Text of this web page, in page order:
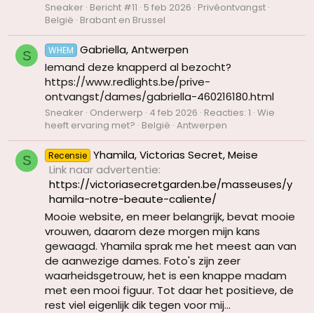
Sneaker Bericht #11 5 feb 2026 Privéontvangst
België Brabant en Brussel
S WHEM
Gabriella, Antwerpen
Iemand deze knapperd al bezocht?
https://www.redlights.be/prive-
ontvangst/dames/gabriella-460216180.html
Sneaker Onderwerp 4 feb 2026 Reacties: 1 Wie
heeft ervaring met? België Antwerpen
S Recensie Yhamila, Victorias Secret, Meise
Link naar advertentie
https://victoriasecretgarden.be/masseuses/y
hamila-notre-beaute-caliente/
Mooie website, en meer belangrijk, bevat mooie
vrouwen, daarom deze morgen mijn kans
gewaagd. Yhamila sprak me het meest aan van
de aanwezige dames. Foto's zijn zeer
waarheidsgetrouw, het is een knappe madam
met een mooi figuur. Tot daar het positieve, de
rest viel eigenlijk dik tegen voor mij...